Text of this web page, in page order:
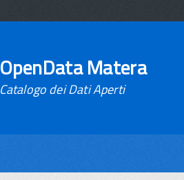
OpenData Matera
Catalogo dei Dati Aperti